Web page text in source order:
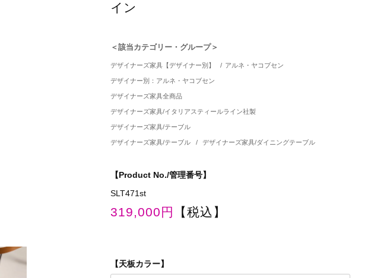
イン
＜該当カテゴリー・グループ＞
デザイナーズ家具【デザイナー別】 / アルネ・ヤコブセン
デザイナー別：アルネ・ヤコブセン
デザイナーズ家具全商品
デザイナーズ家具/イタリアスティールライン社製
デザイナーズ家具/テーブル
デザイナーズ家具/テーブル / デザイナーズ家具/ダイニングテーブル
【Product No./管理番号】
SLT471st
319,000円 【税込】
【天板カラー】